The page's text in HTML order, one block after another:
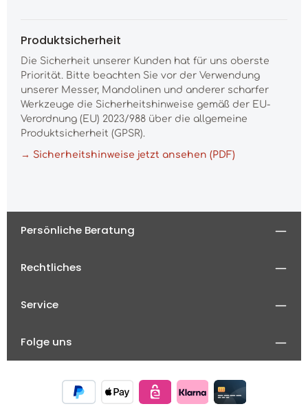
Produktsicherheit
Die Sicherheit unserer Kunden hat für uns oberste
Priorität. Bitte beachten Sie vor der Verwendung
unserer Messer, Mandolinen und anderer scharfer
Werkzeuge die Sicherheitshinweise gemäß der EU-
Verordnung (EU) 2023/988 über die allgemeine
Produktsicherheit (GPSR).
→ Sicherheitshinweise jetzt ansehen (PDF)
Persönliche Beratung
Rechtliches
Service
Folge uns